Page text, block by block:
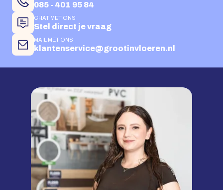
085 - 401 95 84
CHAT MET ONS
Stel direct je vraag
MAIL MET ONS
klantenservice@grootinvloeren.nl